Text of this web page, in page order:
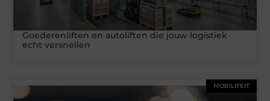
Goederenliften en autoliften die jouw logistiek
echt versnellen
MOBILITEIT